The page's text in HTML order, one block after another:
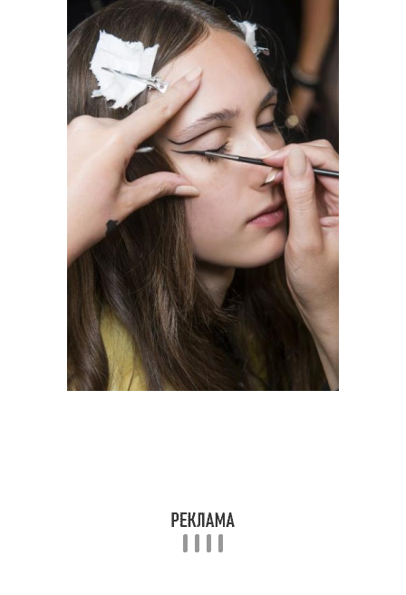
Советы по красивому
макияжу
Макияж на новый год
Тенденции в макияже Макияж для девушек
Макияж для лица Макияж для щек
Макияж для глаз Макияж для губ-как